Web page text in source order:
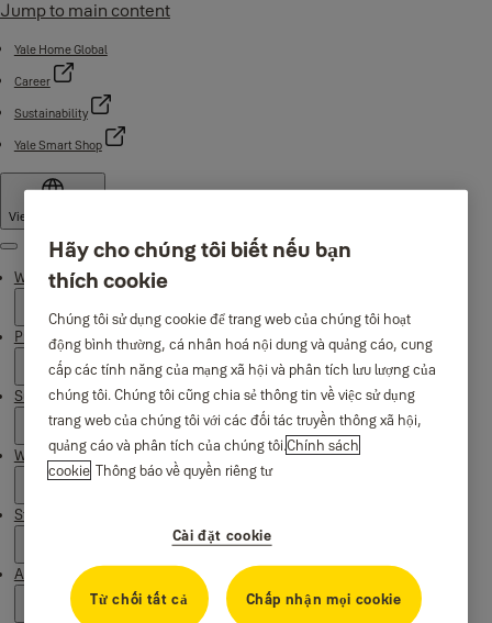
Jump to main content
Yale Home Global
Career
Sustainability
Yale Smart Shop
Vietnam
Menu
Why Yale
Products
Support
Where to buy
Stories
About us
Hãy cho chúng tôi biết nếu bạn
thích cookie
Chúng tôi sử dụng cookie để trang web của chúng tôi hoạt
động bình thường, cá nhân hoá nội dung và quảng cáo, cung
cấp các tính năng của mạng xã hội và phân tích lưu lượng của
chúng tôi. Chúng tôi cũng chia sẻ thông tin về việc sử dụng
trang web của chúng tôi với các đối tác truyền thông xã hội,
quảng cáo và phân tích của chúng tôi.Chính sách
cookie Thông báo về quyền riêng tư
Cài đặt cookie
Từ chối tất cả Chấp nhận mọi cookie